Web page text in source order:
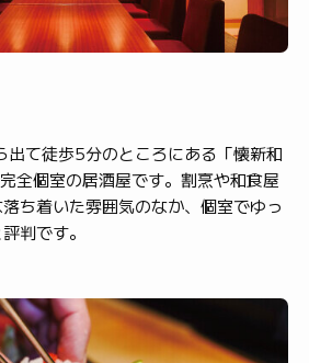
出て徒歩5分のところにある「懐新和
全個室の居酒屋です。割烹や和食屋
ち着いた雰囲気のなか、個室でゆっ
判です。